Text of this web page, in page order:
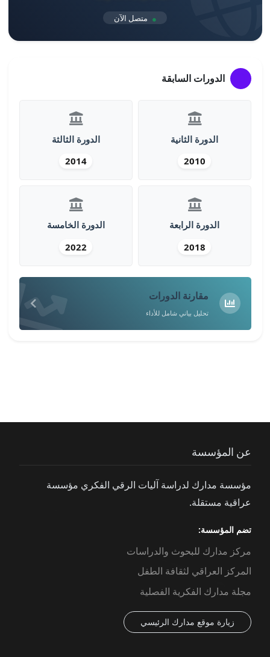
متصل الآن
الدورات السابقة
الدورة الثانية
2010
الدورة الثالثة
2014
الدورة الرابعة
2018
الدورة الخامسة
2022
مقارنة الدورات
تحليل بياني شامل للأداء
عن المؤسسة
مؤسسة مدارك لدراسة آليات الرقي الفكري مؤسسة
عراقية مستقلة.
تضم المؤسسة:
مركز مدارك للبحوث والدراسات
المركز العراقي لثقافة الطفل
مجلة مدارك الفكرية الفصلية
زيارة موقع مدارك الرئيسي